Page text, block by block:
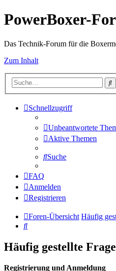
PowerBoxer-
Das Technik-Forum für die
Zum Inhalt
Schnellzugriff
Unbeantwortete
Aktive Themen
Suche
FAQ
Anmelden
Registrieren
Foren-Übersicht Häufig
Suche
Häufig gestellte
Registrierung und Anmeldung